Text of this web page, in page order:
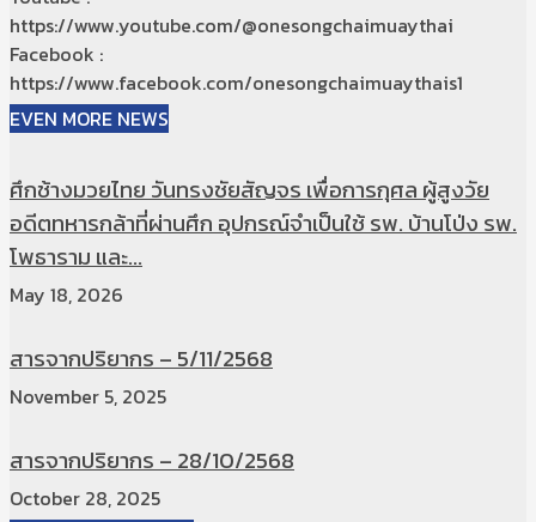
https://www.youtube.com/@onesongchaimuaythai
Facebook :
https://www.facebook.com/onesongchaimuaythais1
EVEN MORE NEWS
ศึกช้างมวยไทย วันทรงชัยสัญจร เพื่อการกุศล ผู้สูงวัย
อดีตทหารกล้าที่ผ่านศึก อุปกรณ์จำเป็นใช้ รพ. บ้านโป่ง รพ.
โพธาราม และ...
May 18, 2026
สารจากปริยากร – 5/11/2568
November 5, 2025
สารจากปริยากร – 28/10/2568
October 28, 2025